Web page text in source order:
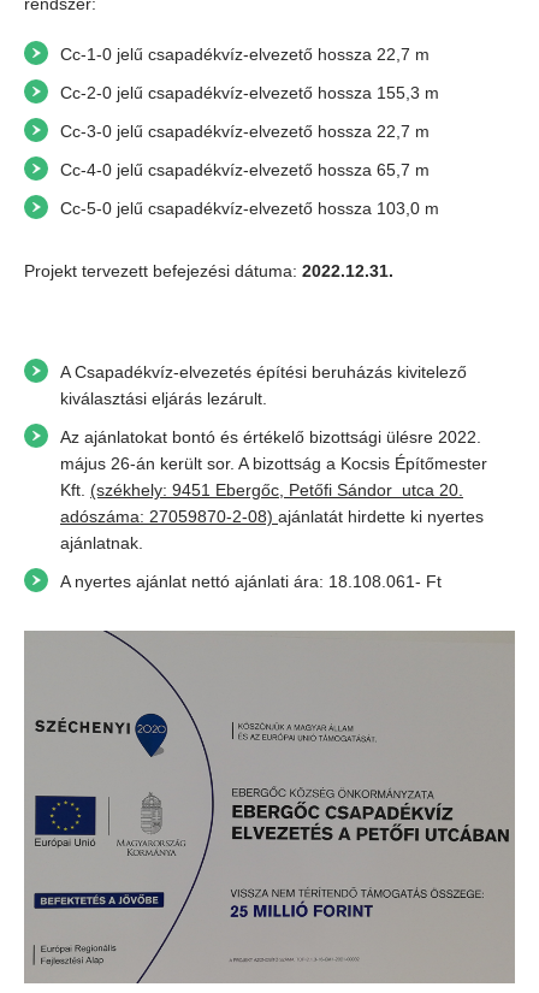
Cc-1-0 jelű csapadékvíz-elvezető hossza 22,7 m
Cc-2-0 jelű csapadékvíz-elvezető hossza 155,3 m
Cc-3-0 jelű csapadékvíz-elvezető hossza 22,7 m
Cc-4-0 jelű csapadékvíz-elvezető hossza 65,7 m
Cc-5-0 jelű csapadékvíz-elvezető hossza 103,0 m
Projekt tervezett befejezési dátuma: 2022.12.31.
A Csapadékvíz-elvezetés építési beruházás kivitelező
kiválasztási eljárás lezárult.
Az ajánlatokat bontó és értékelő bizottsági ülésre 2022.
május 26-án került sor. A bizottság a Kocsis Építőmester
Kft. (székhely: 9451 Ebergőc, Petőfi Sándor utca 20.
adószáma: 27059870-2-08) ajánlatát hirdette ki nyertes
ajánlatnak.
A nyertes ajánlat nettó ajánlati ára: 18.108.061- Ft